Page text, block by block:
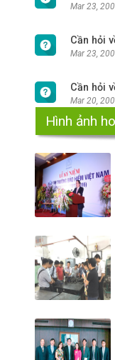
Mar 23,
Cần hỏi
Mar 23,
Cần hỏi
Mar 20,
Hình ảnh